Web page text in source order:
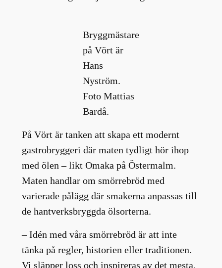
Bryggmästare
på Vört är
Hans
Nyström.
Foto Mattias
Bardå.
På Vört är tanken att skapa ett modernt
gastrobryggeri där maten tydligt hör ihop
med ölen – likt Omaka på Östermalm.
Maten handlar om smörrebröd med
varierade pålägg där smakerna anpassas till
de hantverksbryggda ölsorterna.
– Idén med våra smörrebröd är att inte
tänka på regler, historien eller traditionen.
Vi släpper loss och inspireras av det mesta,